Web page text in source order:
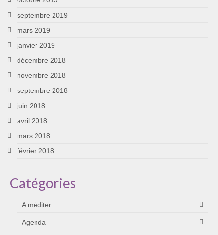
septembre 2019
mars 2019
janvier 2019
décembre 2018
novembre 2018
septembre 2018
juin 2018
avril 2018
mars 2018
février 2018
Catégories
A méditer
Agenda